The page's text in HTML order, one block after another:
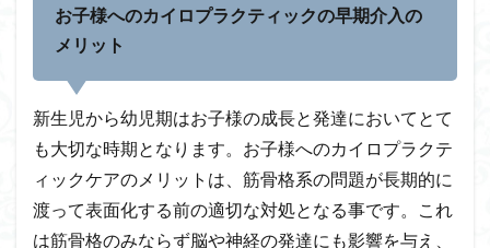
お子様へのカイロプラクティックの早期介入の
メリット
新生児から幼児期はお子様の成長と発達においてとて
も大切な時期となります。お子様へのカイロプラクテ
ィックケアのメリットは、筋骨格系の問題が長期的に
渡って表面化する前の適切な対処となる事です。これ
は筋骨格のみならず脳や神経の発達にも影響を与え、